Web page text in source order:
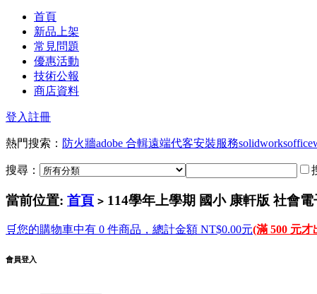
首頁
新品上架
常見問題
優惠活動
技術公報
商店資料
登入註冊
熱門搜索： 防火牆adobe 合輯遠端代客安裝服務solidworksoffice
搜尋：
當前位置: 首頁 > 114學年上學期 國小 康軒版 社會
🛒您的購物車中有 0 件商品，總計金額 NT$0.00元(滿 500 元才
會員登入